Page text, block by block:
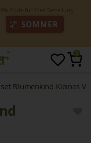
SOMMER
0
Blumenkind Kleines